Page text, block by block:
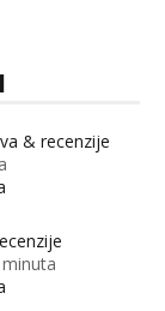
& recenzije